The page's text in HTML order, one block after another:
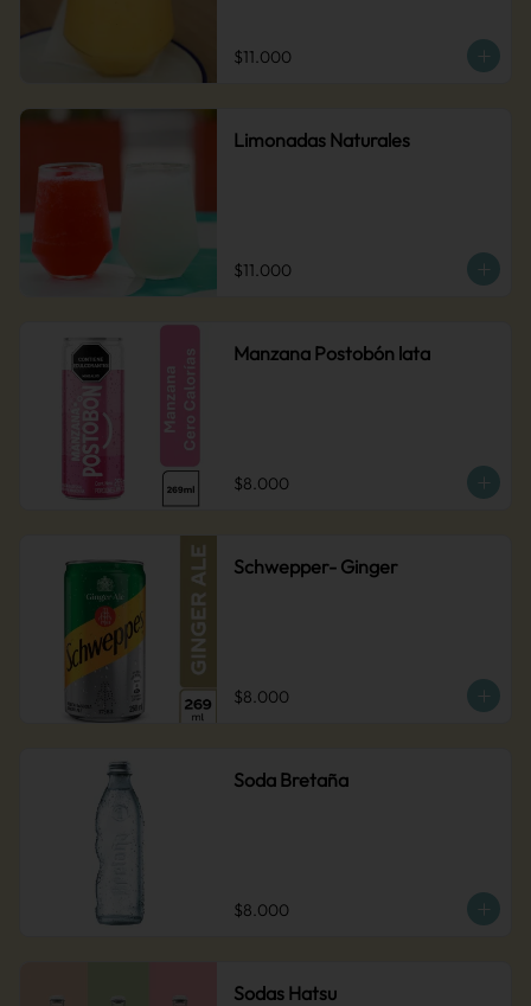
$11.000
Limonadas Naturales
$11.000
Manzana Postobón lata
$8.000
Schwepper- Ginger
$8.000
Soda Bretaña
$8.000
Sodas Hatsu